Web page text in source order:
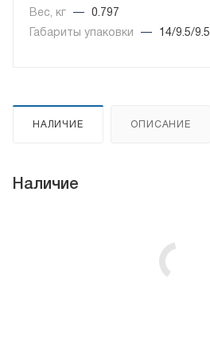
Вес, кг
—
0.797
Габариты упаковки
— 14/9.5/9.5
НАЛИЧИЕ ОПИСАНИЕ
Наличие